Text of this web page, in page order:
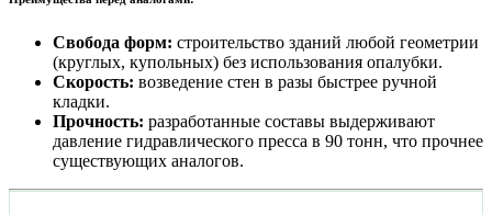
Свобода форм: строительство зданий любой геометрии
(круглых, купольных) без использования опалубки.
Скорость: возведение стен в разы быстрее ручной
кладки.
Прочность: разработанные составы выдерживают
давление гидравлического пресса в 90 тонн, что прочнее
существующих аналогов.